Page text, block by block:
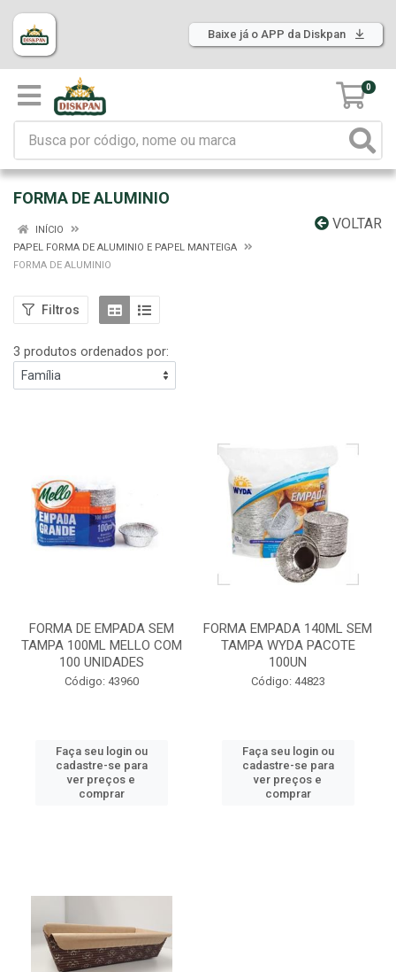
Baixe já o APP da Diskpan
0
FORMA DE ALUMINIO
VOLTAR
INÍCIO
PAPEL FORMA DE ALUMINIO E PAPEL MANTEIGA
FORMA DE ALUMINIO
Filtros
3 produtos ordenados por:
FORMA DE EMPADA SEM
TAMPA 100ML MELLO COM
100 UNIDADES
Código: 43960
Faça seu login ou
cadastre-se para
ver preços e
comprar
FORMA EMPADA 140ML SEM
TAMPA WYDA PACOTE
100UN
Código: 44823
Faça seu login ou
cadastre-se para
ver preços e
comprar